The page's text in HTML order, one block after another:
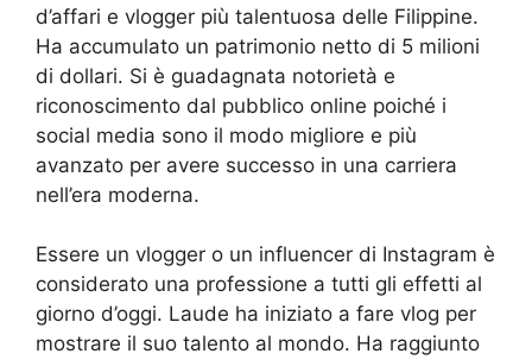
d’affari e vlogger più talentuosa delle Filippine.
Ha accumulato un patrimonio netto di 5 milioni
di dollari. Si è guadagnata notorietà e
riconoscimento dal pubblico online poiché i
social media sono il modo migliore e più
avanzato per avere successo in una carriera
nell’era moderna.
Essere un vlogger o un influencer di Instagram è
considerato una professione a tutti gli effetti al
giorno d’oggi. Laude ha iniziato a fare vlog per
mostrare il suo talento al mondo. Ha raggiunto